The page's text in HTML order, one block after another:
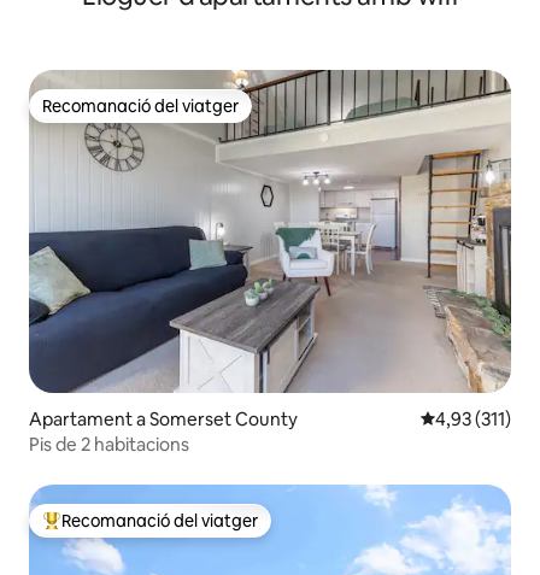
Recomanació del viatger
Recomanació del viatger
Apartament a Somerset County 4,93 de
4,93 (311)
Pis de 2 habitacions
Principals recomanacions dels viatgers
Recomanació del viatger